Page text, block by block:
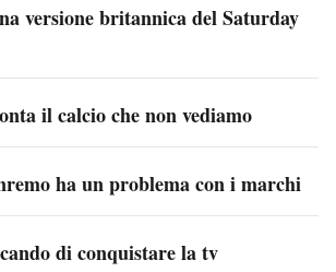
versione britannica del Saturday
il calcio che non vediamo
ha un problema con i marchi
di conquistare la tv